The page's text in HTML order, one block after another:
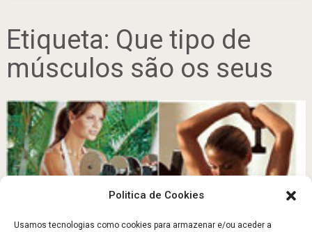
Politica de Cookies
Usamos tecnologias como cookies para armazenar e/ou aceder a
Etiqueta: Que tipo de
músculos são os seus